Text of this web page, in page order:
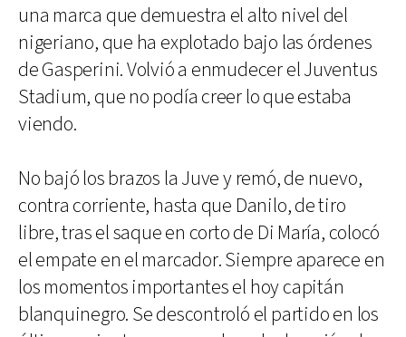
una marca que demuestra el alto nivel del
nigeriano, que ha explotado bajo las órdenes
de Gasperini. Volvió a enmudecer el Juventus
Stadium, que no podía creer lo que estaba
viendo.
No bajó los brazos la Juve y remó, de nuevo,
contra corriente, hasta que Danilo, de tiro
libre, tras el saque en corto de Di María, colocó
el empate en el marcador. Siempre aparece en
los momentos importantes el hoy capitán
blanquinegro. Se descontroló el partido en los